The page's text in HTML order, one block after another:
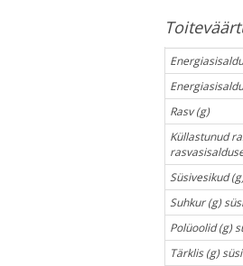
Rasv (g)
Küllastunud
Süsivesikud
Suhkur (g)
Polüoolid (g)
Tärklis (g)